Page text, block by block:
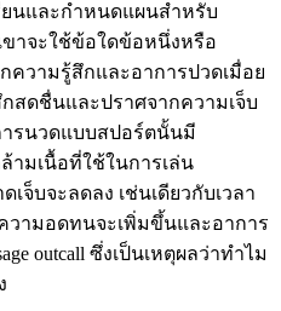
นและกำหนดแผนสำหรับ
ขาจะใช้ข้อใดข้อหนึ่งหรือ
วามรู้สึกและอาการปวดเมื่อย
สดชื่นและปราศจากความเจ็บ
รนวดแบบสปอร์ตนั้นมี
ามเนื้อที่ใช้ในการเล่น
จ็บจะลดลง เช่นเดียวกับเวลา
วามอดทนจะเพิ่มขึ้นและอาการ
outcall ซึ่งเป็นเหตุผลว่าทำไม